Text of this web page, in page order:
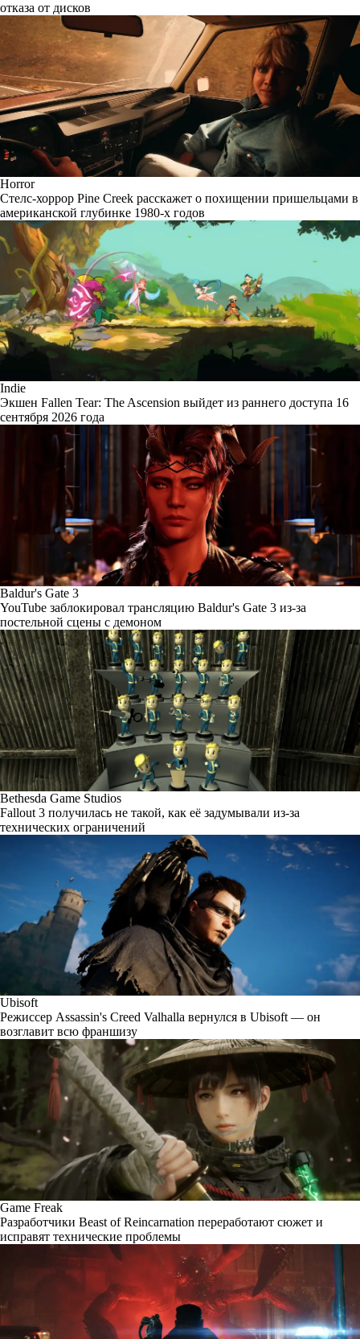
отказа от дисков
Horror
Стелс-хоррор Pine Creek расскажет о похищении пришельцами в
американской глубинке 1980-х годов
Indie
Экшен Fallen Tear: The Ascension выйдет из раннего доступа 16
сентября 2026 года
Baldur's Gate 3
YouTube заблокировал трансляцию Baldur's Gate 3 из-за
постельной сцены с демоном
Bethesda Game Studios
Fallout 3 получилась не такой, как её задумывали из-за
технических ограничений
Ubisoft
Режиссер Assassin's Creed Valhalla вернулся в Ubisoft — он
возглавит всю франшизу
Game Freak
Разработчики Beast of Reincarnation переработают сюжет и
исправят технические проблемы